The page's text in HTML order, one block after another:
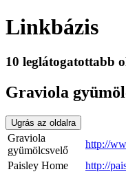
Linkbázis
10 leglátogatottabb
Graviola
Ugrás az oldalra
Graviola
gyümölcsvelő
http://
Paisley Home
http://